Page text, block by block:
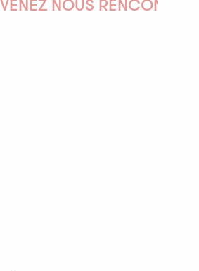
VENEZ NOUS RENCONTRER